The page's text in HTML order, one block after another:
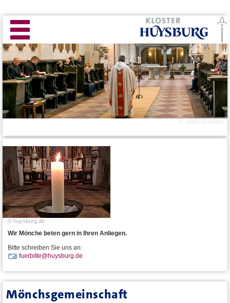
© Ulrich Schrader
© huysburg.de
Wir Mönche beten gern in Ihren Anliegen.
Bitte schreiben Sie uns an:
fuerbitte@huysburg.REMOVE-
de
Mönchsgemeinschaft